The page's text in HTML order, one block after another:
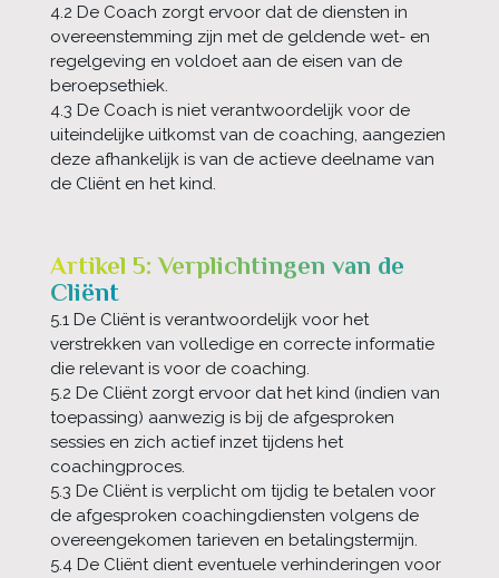
4.2 De Coach zorgt ervoor dat de diensten in
overeenstemming zijn met de geldende wet- en
regelgeving en voldoet aan de eisen van de
beroepsethiek.
4.3 De Coach is niet verantwoordelijk voor de
uiteindelijke uitkomst van de coaching, aangezien
deze afhankelijk is van de actieve deelname van
de Cliënt en het kind.
Artikel 5: Verplichtingen van de
Cliënt
5.1 De Cliënt is verantwoordelijk voor het
verstrekken van volledige en correcte informatie
die relevant is voor de coaching.
5.2 De Cliënt zorgt ervoor dat het kind (indien van
toepassing) aanwezig is bij de afgesproken
sessies en zich actief inzet tijdens het
coachingproces.
5.3 De Cliënt is verplicht om tijdig te betalen voor
de afgesproken coachingdiensten volgens de
overeengekomen tarieven en betalingstermijn.
5.4 De Cliënt dient eventuele verhinderingen voor